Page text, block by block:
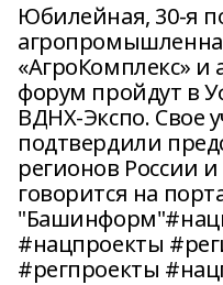
Юбилейная, 30-я
«АгроКомплекс»
форум пройдут в
ВДНХ-Экспо. Свое
подтвердили
регионов России
говорится на
#нацпроекты
#регпроекты